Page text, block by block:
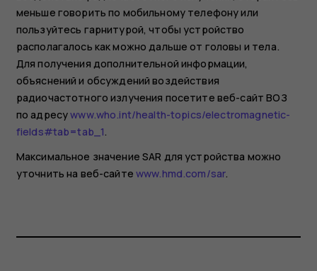
меньше говорить по мобильному телефону или
пользуйтесь гарнитурой, чтобы устройство
располагалось как можно дальше от головы и тела.
Для получения дополнительной информации,
объяснений и обсуждений воздействия
радиочастотного излучения посетите веб-сайт ВОЗ
по адресуwww.who.int/health-topics/electromagnetic-
fields#tab=tab_1.
Максимальное значение SAR для устройства можно
уточнить на веб-сайтеwww.hmd.com/sar.